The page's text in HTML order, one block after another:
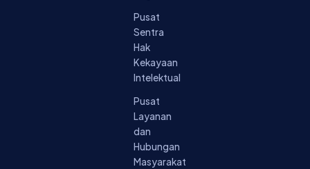
Pusat
Sentra
Hak
Kekayaan
Intelektual
Pusat
Layanan
dan
Hubungan
Masyarakat